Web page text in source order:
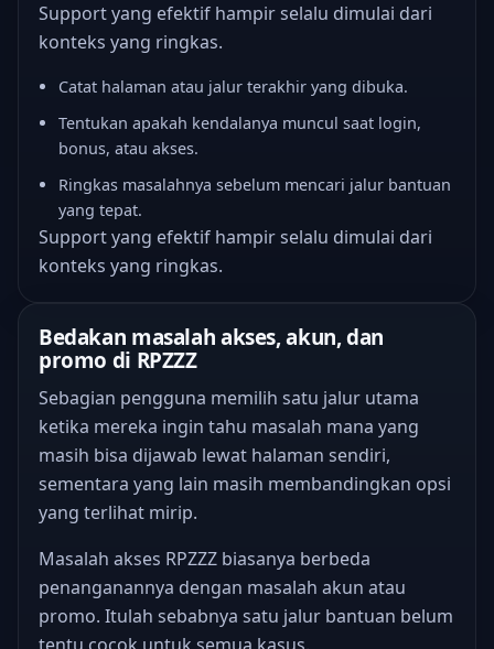
Support yang efektif hampir selalu dimulai dari
konteks yang ringkas.
Catat halaman atau jalur terakhir yang dibuka.
Tentukan apakah kendalanya muncul saat login,
bonus, atau akses.
Ringkas masalahnya sebelum mencari jalur bantuan
yang tepat.
Support yang efektif hampir selalu dimulai dari
konteks yang ringkas.
Bedakan masalah akses, akun, dan
promo di RPZZZ
Sebagian pengguna memilih satu jalur utama
ketika mereka ingin tahu masalah mana yang
masih bisa dijawab lewat halaman sendiri,
sementara yang lain masih membandingkan opsi
yang terlihat mirip.
Masalah akses RPZZZ biasanya berbeda
penanganannya dengan masalah akun atau
promo. Itulah sebabnya satu jalur bantuan belum